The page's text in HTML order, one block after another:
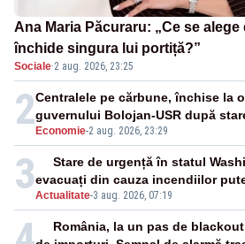
Ana Maria Păcuraru: „Ce se
închide singura lui portiță?”
Sociale·2 aug. 2026, 23:25
2 Economie-2 aug. 2026, 23:29
Centralele pe cărbune, închise la
guvernului Bolojan-USR după
3Actualitate-3 aug. 2026, 07:19
Stare de urgență în statul
evacuați din cauza incendiilor
România, la un pas de